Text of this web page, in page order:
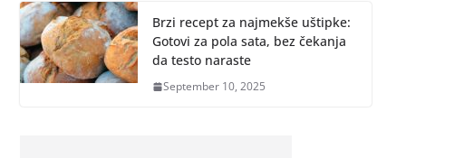
Brzi recept za najmekše uštipke:
Gotovi za pola sata, bez čekanja
da testo naraste
September 10, 2025